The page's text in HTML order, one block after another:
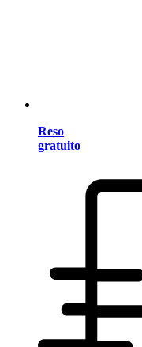
Reso
gratuito